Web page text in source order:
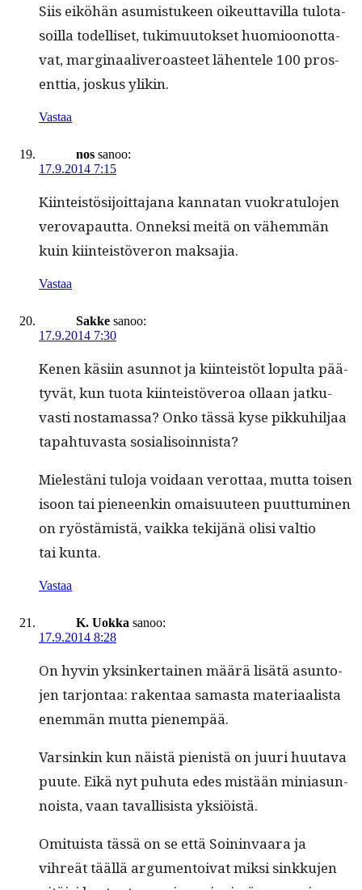
Siis eiköhän asum­is­tu­keen oikeut­tavil­la tulota­
soil­la todel­liset, tukimuu­tok­set huomioonot­ta­
vat, mar­gin­aaliv­eroas­t­eet lähen­tele 100 pros­
ent­tia, joskus ylikin.
Vastaa
nos sanoo:
17.9.2014 7:15
Kiin­teistösi­joit­ta­jana kan­natan vuokrat­u­lo­jen
verova­paut­ta. Onnek­si meitä on vähem­män
kuin kiin­teistöveron maksajia.
Vastaa
Sakke sanoo:
17.9.2014 7:30
Kenen käsi­in asun­not ja kiin­teistöt lop­ul­ta pää­
tyvät, kun tuo­ta kiin­teistöveroa ollaan jatku­
vasti nos­ta­mas­sa? Onko tässä kyse pikkuhil­jaa
tapah­tu­vas­ta sosialisoinnista?
Mielestäni tulo­ja voidaan verot­taa, mut­ta toisen
isoon tai pie­neenkin omaisu­u­teen puut­tumi­nen
on ryöstämistä, vaik­ka tek­i­jänä olisi val­tio
tai kunta.
Vastaa
K. Uokka sanoo:
17.9.2014 8:28
On hyvin yksinker­tainen määrä lisätä asun­to­
jen tar­jon­taa: rak­en­taa samas­ta mate­ri­aal­ista
enem­män mut­ta pienempää.
Varsinkin kun näistä pienistä on juuri huu­ta­va
puute. Eikä nyt puhuta edes mis­tään mini­a­sun­
noista, vaan taval­li­sista yksiöistä.
Omi­tu­ista tässä on se että Soin­in­vaara ja
vihreät tääl­lä argu­men­toi­vat mik­si sinkku­jen